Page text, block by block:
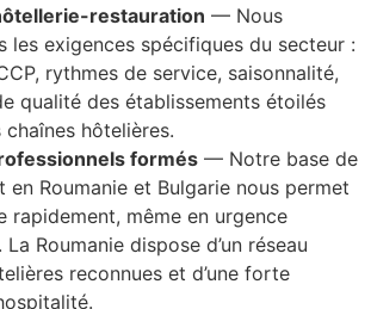
restauration — Nous
les exigences spécifiques du secteur :
rythmes de service, saisonnalité,
qualité des établissements étoilés
hôtelières.
formés — Notre base de
en Roumanie et Bulgarie nous permet
rapidement, même en urgence
La Roumanie dispose d’un réseau
reconnues et d’une forte